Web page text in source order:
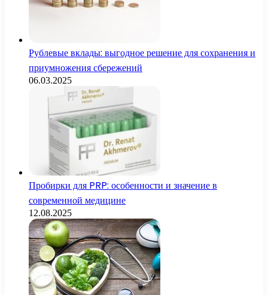
Рублевые вклады: выгодное решение для сохранения и
приумножения сбережений
06.03.2025
Пробирки для PRP: особенности и значение в
современной медицине
12.08.2025